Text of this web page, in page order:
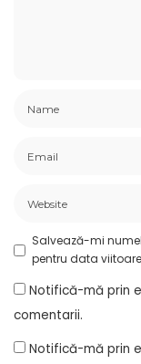
Salvează-mi
pentru data
Notifică-mă prin
comentarii.
Notifică-mă prin